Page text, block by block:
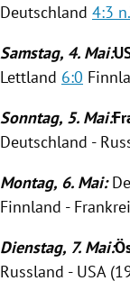
Deutschland 4:3
Samstag, 4. Mai:
Lettland 6:0
Sonntag, 5. Mai:
Deutschland -
Montag, 6. Mai:
Finnland -
Dienstag, 7. Mai:
Russland - USA